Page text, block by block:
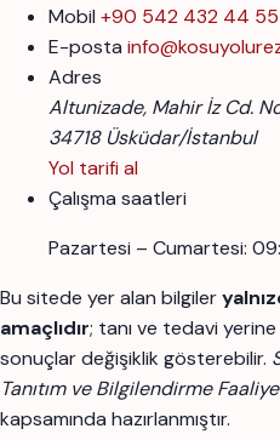
Mobil +90 542 432 44 55
E-posta
Adres
Altunizade, Mahir İz Cd.
34718 Üsküdar/İstanbul
Yol tarifi al
Çalışma saatleri
Pazartesi – Cumartesi:
Bu sitede yer alan bilgiler
amaçlıdır; tanı ve tedavi
sonuçlar değişiklik gösterebilir.
Tanıtım ve Bilgilendirme
kapsamında hazırlanmıştır.